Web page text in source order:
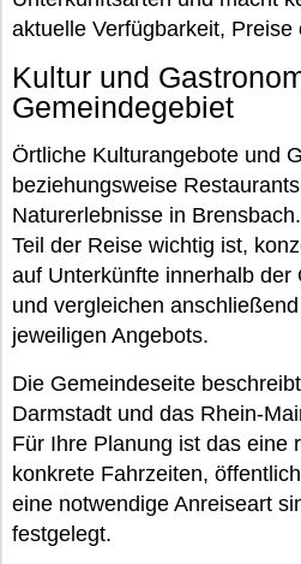
aktuelle Verfügbarkeit, Preise
Kultur und
Gemeindegebiet
Örtliche Kulturangebote und
beziehungsweise
Naturerlebnisse in
Teil der Reise wichtig ist,
auf Unterkünfte innerhalb der
und vergleichen
jeweiligen Angebots.
Die Gemeindeseite
Darmstadt und das Rhein-
Für Ihre Planung ist das eine
konkrete Fahrzeiten,
eine notwendige Anreiseart
festgelegt.